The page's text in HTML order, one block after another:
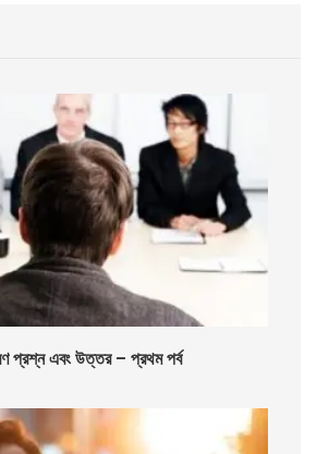
প্রশ্ন এবং উত্তর – প্রথম পর্ব